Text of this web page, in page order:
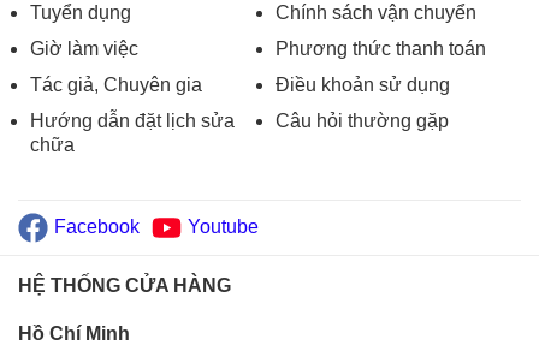
Tuyển dụng
Giờ làm việc
Tác giả, Chuyên gia
Hướng dẫn đặt lịch sửa
chữa
Chính sách vận chuyển
Phương thức thanh toán
Điều khoản sử dụng
Câu hỏi thường gặp
Facebook Youtube
HỆ THỐNG CỬA HÀNG
Hồ Chí Minh